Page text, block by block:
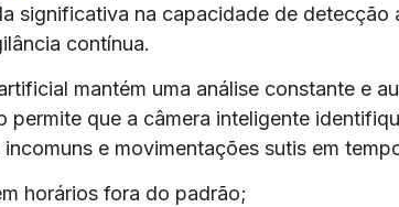
significativa na capacidade de detecção
contínua.
mantém uma análise constante e
permite que a câmera inteligente
e movimentações sutis em
horários fora do padrão;